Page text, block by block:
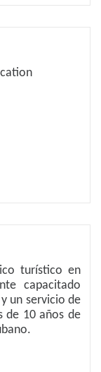
turístico en
capacitado
un servicio de
de 10 años de